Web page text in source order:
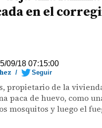
en el
09/18 07:15:00
/ Seguir
propietario de la
paca de huevo, como
mosquitos y luego el